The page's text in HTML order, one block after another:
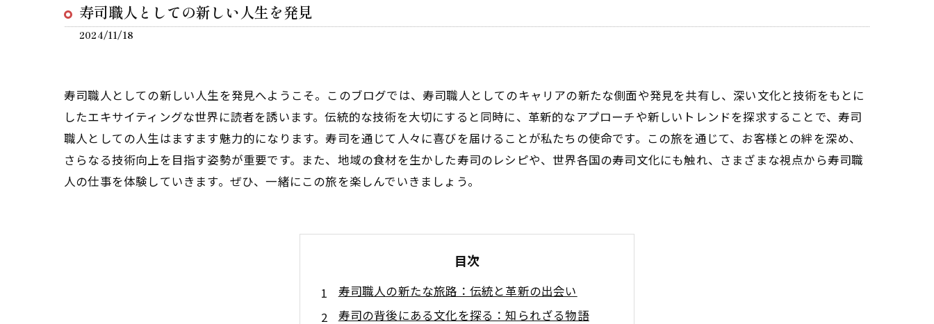
寿司職人としての新しい人生を発見
2024/11/18
寿司職人としての新しい人生を発見へようこそ。このブログでは、寿司職人としてのキャリアの新たな側面や発見を共有し、深い文化と技術をもとに
したエキサイティングな世界に読者を誘います。伝統的な技術を大切にすると同時に、革新的なアプローチや新しいトレンドを探求することで、寿司
職人としての人生はますます魅力的になります。寿司を通じて人々に喜びを届けることが私たちの使命です。この旅を通じて、お客様との絆を深め、
さらなる技術向上を目指す姿勢が重要です。また、地域の食材を生かした寿司のレシピや、世界各国の寿司文化にも触れ、さまざまな視点から寿司職
人の仕事を体験していきます。ぜひ、一緒にこの旅を楽しんでいきましょう。
目次
寿司職人の新たな旅路：伝統と革新の出会い
寿司の背後にある文化を探る：知られざる物語